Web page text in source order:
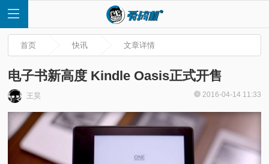
页
首页 快讯 文章详情
电子书新高度 Kindle Oasis正式开售
王昊 2016-04-14 11:33